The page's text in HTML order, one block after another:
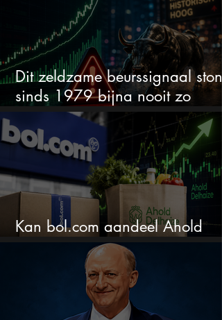
Dit zeldzame beurssignaal stond
sinds 1979 bijna nooit zo
extreem
Kan bol.com aandeel Ahold
nieuw leven inblazen?